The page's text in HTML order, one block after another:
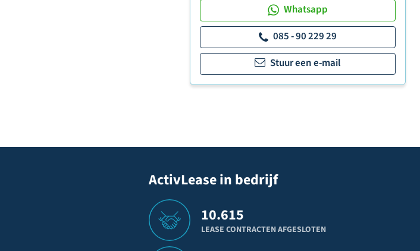
Whatsapp
085 - 90 229 29
Stuur een e-mail
ActivLease in bedrijf
10.615
LEASE CONTRACTEN AFGESLOTEN